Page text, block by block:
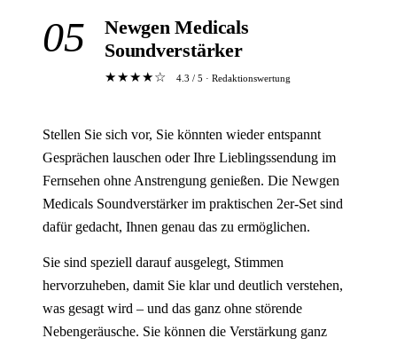
05
Newgen Medicals
Soundverstärker
★★★★☆ 4.3 / 5 · Redaktionswertung
Stellen Sie sich vor, Sie könnten wieder entspannt
Gesprächen lauschen oder Ihre Lieblingssendung im
Fernsehen ohne Anstrengung genießen. Die Newgen
Medicals Soundverstärker im praktischen 2er-Set sind
dafür gedacht, Ihnen genau das zu ermöglichen.
Sie sind speziell darauf ausgelegt, Stimmen
hervorzuheben, damit Sie klar und deutlich verstehen,
was gesagt wird – und das ganz ohne störende
Nebengeräusche. Sie können die Verstärkung ganz